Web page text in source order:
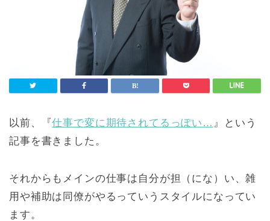
以前、『仕事で変に期待されてるっぽい… 』という
記事を書きました。
それからもメインの仕事は自分が担（にな）い、雑
用や補助は同僚がやるっていうスタイルになってい
ます。